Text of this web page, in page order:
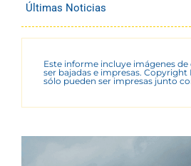
Últimas Noticias
Este informe incluye imágenes
ser bajadas e impresas. Copyright
sólo pueden ser impresas junto